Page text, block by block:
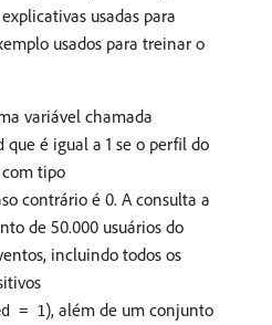
usadas para
usados para treinar o
variável chamada
que é igual a 1 se o perfil do
tipo
contrário é 0. A consulta a
de 50.000 usuários do
incluindo todos os
= 1), além de um conjunto